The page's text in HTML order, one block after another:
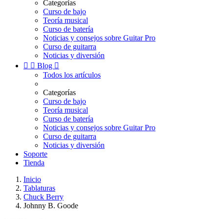
Categorías
Curso de bajo
Teoría musical
Curso de batería
Noticias y consejos sobre Guitar Pro
Curso de guitarra
Noticias y diversión
  Blog 
Todos los artículos
Categorías
Curso de bajo
Teoría musical
Curso de batería
Noticias y consejos sobre Guitar Pro
Curso de guitarra
Noticias y diversión
Soporte
Tienda
Inicio
Tablaturas
Chuck Berry
Johnny B. Goode